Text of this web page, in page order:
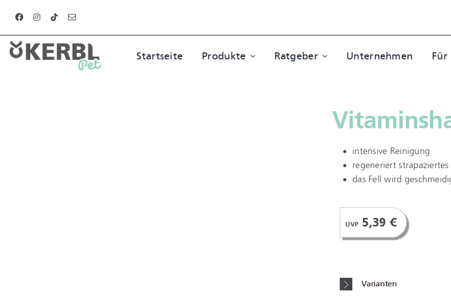
Inhalt
springen
Startseite Produkte Ratgeber Unternehmen Für
intensive Reinigung
regeneriert strapaziertes
das Fell wird
UVP 5,39 €
Varianten